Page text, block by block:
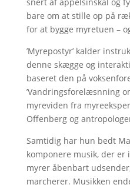
bare om at stille op på
for at bygge myretuen –
’Myrepostyr’ kalder
denne skægge og
baseret den på
’Vandringsforelæsnning
myreviden fra
Offenberg og
Samtidig har hun bedt
komponere musik, der er
myrer åbenbart
marcherer. Musikken